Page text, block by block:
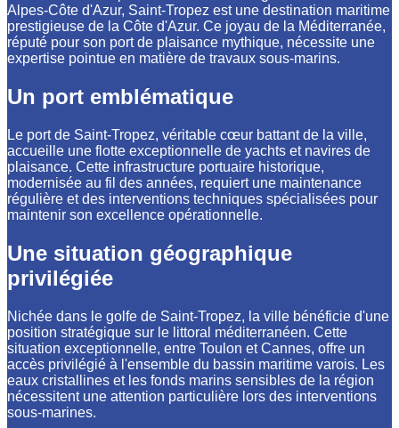
Alpes-Côte d'Azur, Saint-Tropez est une destination maritime
prestigieuse de la Côte d'Azur. Ce joyau de la Méditerranée,
réputé pour son port de plaisance mythique, nécessite une
expertise pointue en matière de travaux sous-marins.
Un port emblématique
Le port de Saint-Tropez, véritable cœur battant de la ville,
accueille une flotte exceptionnelle de yachts et navires de
plaisance. Cette infrastructure portuaire historique,
modernisée au fil des années, requiert une maintenance
régulière et des interventions techniques spécialisées pour
maintenir son excellence opérationnelle.
Une situation géographique
privilégiée
Nichée dans le golfe de Saint-Tropez, la ville bénéficie d'une
position stratégique sur le littoral méditerranéen. Cette
situation exceptionnelle, entre Toulon et Cannes, offre un
accès privilégié à l'ensemble du bassin maritime varois. Les
eaux cristallines et les fonds marins sensibles de la région
nécessitent une attention particulière lors des interventions
sous-marines.